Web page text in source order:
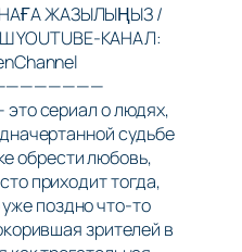
ЖАЗЫЛЫҢЫЗ /
КАНАЛ:
сериал о людях,
судьбе
обрести любовь,
приходит тогда,
поздно что-то
зрителей в